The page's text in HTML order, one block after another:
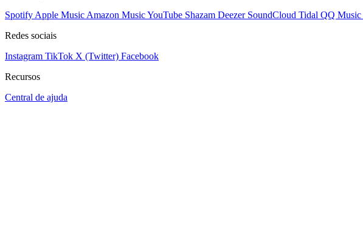
Spotify Apple Music Amazon MusicYouTube Shazam Deezer SoundCloud Tidal QQ Music
Redes sociais
Instagram TikTok X (Twitter) Facebook
Recursos
Central de ajuda